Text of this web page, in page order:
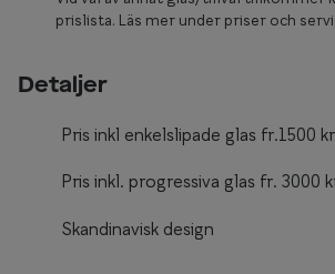
prislista. Läs mer under priser och
Detaljer
Pris inkl enkelslipade glas fr.1500 kr
Pris inkl. progressiva glas fr. 3000
Skandinavisk design